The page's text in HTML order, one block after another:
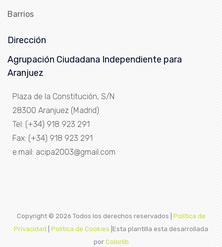
Barrios
Dirección
Agrupación Ciudadana Independiente para
Aranjuez
Plaza de la Constitución, S/N
28300 Aranjuez (Madrid)
Tel: (+34) 918 923 291
Fax: (+34) 918 923 291
e.mail: acipa2003@gmail.com
Copyright © 2026 Todos los derechos reservados | Política de
Privacidad
Política de Cookies |Esta plantilla esta desarrollada
por Colorlib